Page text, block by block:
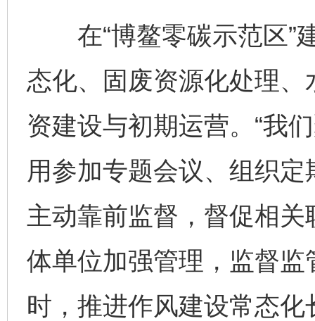
在“博鳌零碳示范区”
态化、固废资源化处理
资建设与初期运营。“我
用参加专题会议、组织
主动靠前监督，督促相
体单位加强管理，监督
时，推进作风建设常态